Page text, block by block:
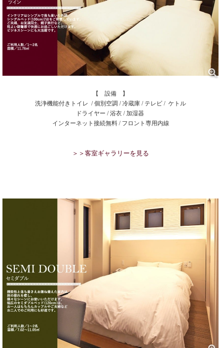
【 設備 】
洗浄機能付きトイレ / 個別空調 / 冷蔵庫 / テレビ / ケトル
ドライヤー / 浴衣 / 加湿器
インターネット接続無料 / フロント専用内線
＞＞客室ギャラリーを見る